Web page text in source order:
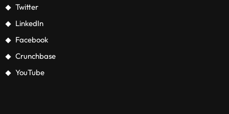
Twitter
LinkedIn
Facebook
Crunchbase
YouTube